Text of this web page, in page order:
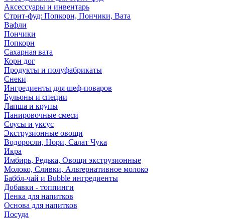
Аксессуары и инвентарь
Стрит-фуд: Попкорн, Пончики, Вата
Вафли
Пончики
Попкорн
Сахарная вата
Корн дог
Продукты и полуфабрикаты
Снеки
Ингредиенты для шеф-поваров
Бульоны и специи
Лапша и крупы
Панировочные смеси
Соусы и уксус
Экструзионные овощи
Водоросли, Нори, Салат Чука
Икра
Имбирь, Редька, Овощи экструзионные
Молоко, Сливки, Альтернативное молоко
Баббл-чай и Bubble ингредиенты
Добавки - топпинги
Пенка для напитков
Основа для напитков
Посуда